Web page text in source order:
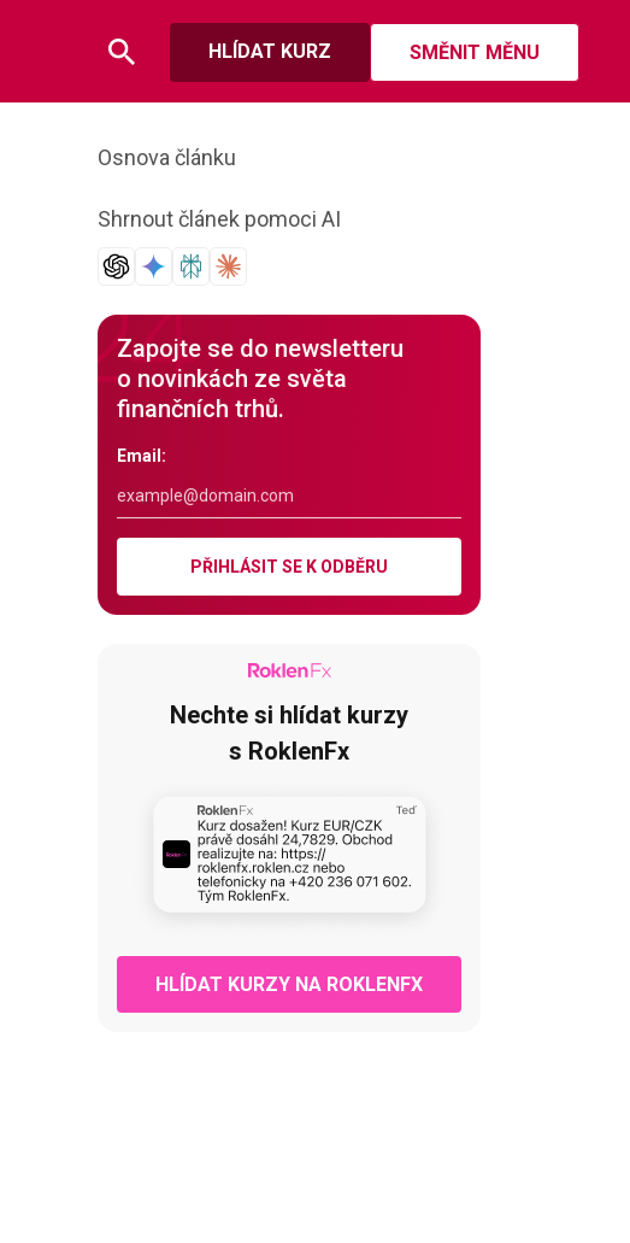
HLÍDAT KURZ SMĚNIT MĚNU
Osnova článku
Shrnout článek pomoci AI
Zapojte se do newsletteru
o novinkách ze světa
finančních trhů.
Email:
PŘIHLÁSIT SE K ODBĚRU
Nechte si hlídat kurzy
s RoklenFx
HLÍDAT KURZY NA ROKLENFX